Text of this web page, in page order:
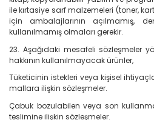
ile kırtasiye sarf malzemeleri (toner,
için ambalajlarının açılmamış,
kullanılmamış olmaları gerekir.
23. Aşağıdaki mesafeli sözleşmeler
hakkının kullanılmayacak ürünler,
Tüketicinin istekleri veya kişisel
mallara ilişkin sözleşmeler.
Çabuk bozulabilen veya son
teslimine ilişkin sözleşmeler.